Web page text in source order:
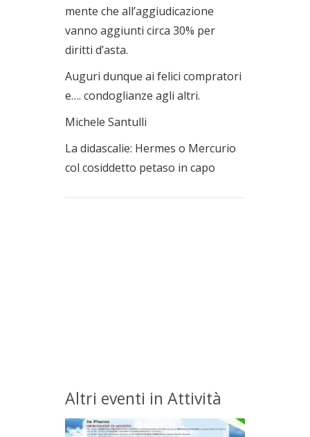
mente che all’aggiudicazione
vanno aggiunti circa 30% per
diritti d’asta.
Auguri dunque ai felici compratori
e…. condoglianze agli altri.
Michele Santulli
La didascalie: Hermes o Mercurio
col cosiddetto petaso in capo
Altri eventi in Attività